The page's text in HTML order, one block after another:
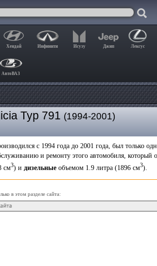
Хендай Инфинити Исузу Джип Лексус
АвтоВАЗ
Typ 791 (1994-2001)
с 1994 года до 2001 года, был только
и ремонту этого автомобиля,
см3) и дизельные объемом 1.9 литра (1896 см3).
в этом разделе сайта: